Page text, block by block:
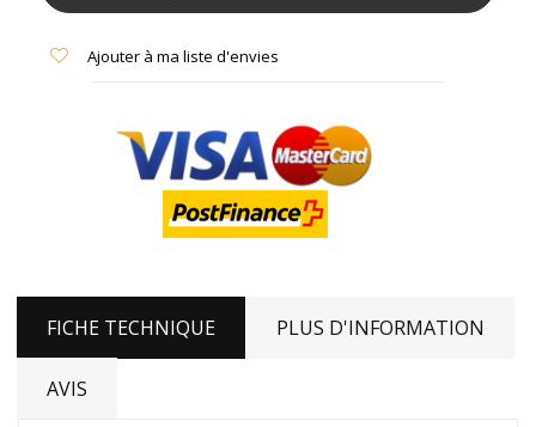
Ajouter à ma liste d'envies
FICHE TECHNIQUE PLUS D'INFORMATION
AVIS